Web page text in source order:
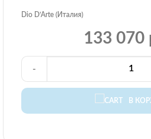
Dio D’Arte (Италия)
133 070
В
-